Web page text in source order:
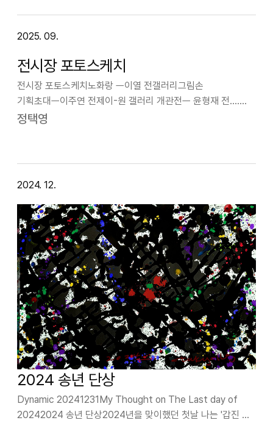
2025. 09.
전시장 포토스케치
전시장 포토스케치노화랑 ㅡ이열 전갤러리그림손
기획초대ㅡ이주연 전제이-원 갤러리 개관전ㅡ 윤형재 전....
이열 작가 ㅡ <거울형 회화:반사의 반사를 그리다>는 주제로
정택영
2024. 12.
2024 송년 단상
Dynamic 20241231My Thought on The Last day of
20242024 송년 단상2024년을 맞이했던 첫날 나는 '갑진 해,